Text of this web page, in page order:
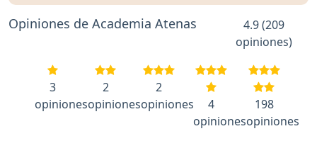
Opiniones de Academia Atenas
4.9 (209
opiniones)
3
opiniones
2
opiniones
2
opiniones
4
opiniones
198
opiniones